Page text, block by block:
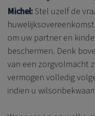
Michel:Stel uzelf de
om uw partner en
beschermen. Denk
van een zorgvolmacht
vermogen volledig
indien u